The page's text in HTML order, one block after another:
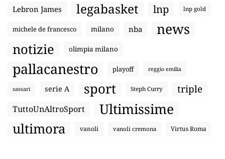
Lebron James legabasket lnp lnp gold
michele de francesco milano nba news
notizie olimpia milano
pallacanestro playoff reggio emilia
sassari serie A sport Steph Curry triple
TuttoUnAltroSport Ultimissime
ultimora vanoli vanoli cremona Virtus Roma